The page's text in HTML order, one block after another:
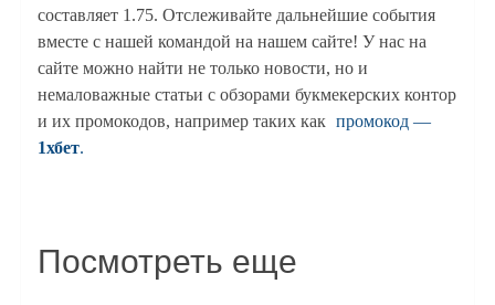
составляет 1.75. Отслеживайте дальнейшие события
вместе с нашей командой на нашем сайте! У нас на
сайте можно найти не только новости, но и
немаловажные статьи с обзорами букмекерских контор
и их промокодов, например таких как промокод —
1хбет.
Посмотреть еще